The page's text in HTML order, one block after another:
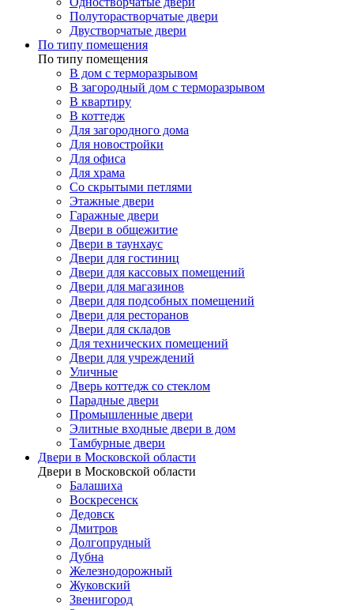
Полуторастворчатые двери
Двустворчатые двери
По типу помещения
По типу помещения
В дом с терморазрывом
В загородный дом с терморазрывом
В квартиру
В коттедж
Для загородного дома
Для новостройки
Для офиса
Для храма
Со скрытыми петлями
Этажные двери
Гаражные двери
Двери в общежитие
Двери в таунхаус
Двери для гостиниц
Двери для кассовых помещений
Двери для магазинов
Двери для подсобных помещений
Двери для ресторанов
Двери для складов
Для технических помещений
Двери для учреждений
Уличные
Дверь коттедж со стеклом
Парадные двери
Промышленные двери
Элитные входные двери в дом
Тамбурные двери
Двери в Московской области
Двери в Московской области
Балашиха
Воскресенск
Дедовск
Дмитров
Долгопрудный
Дубна
Железнодорожный
Жуковский
Звенигород